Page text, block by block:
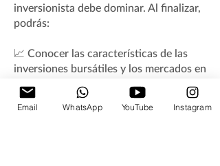
inversionista debe dominar. Al finalizar,
podrás:
📈 Conocer las características de las
inversiones bursátiles y los mercados en
los que se negocian.
🔍 Distinguir entre proveedores de
servicios honestos y confiables y
Email WhatsApp YouTube Instagram